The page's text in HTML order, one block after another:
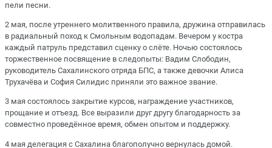
пели песни.
2 мая, после утреннего молитвенного правила, дружина отправилась
в радиальный поход к Смольным водопадам. Вечером у костра
каждый патруль представил сценку о слёте. Ночью состоялось
торжественное посвящение в следопыты: Вадим Слободин,
руководитель Сахалинского отряда БПС, а также девочки Алиса
Трухачёва и София Силидис приняли это важное звание.
3 мая состоялось закрытие курсов, награждение участников,
прощание и отъезд. Все выразили друг другу благодарность за
совместно проведённое время, обмен опытом и поддержку.
4 мая делегация с Сахалина благополучно вернулась домой.